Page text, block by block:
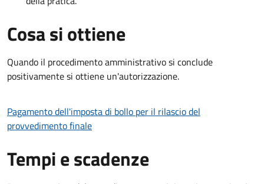
Cosa si ottiene
Quando il procedimento amministrativo si conclude
positivamente si ottiene un'autorizzazione.
Pagamento dell'imposta di bollo per il rilascio del
provvedimento finale
Tempi e scadenze